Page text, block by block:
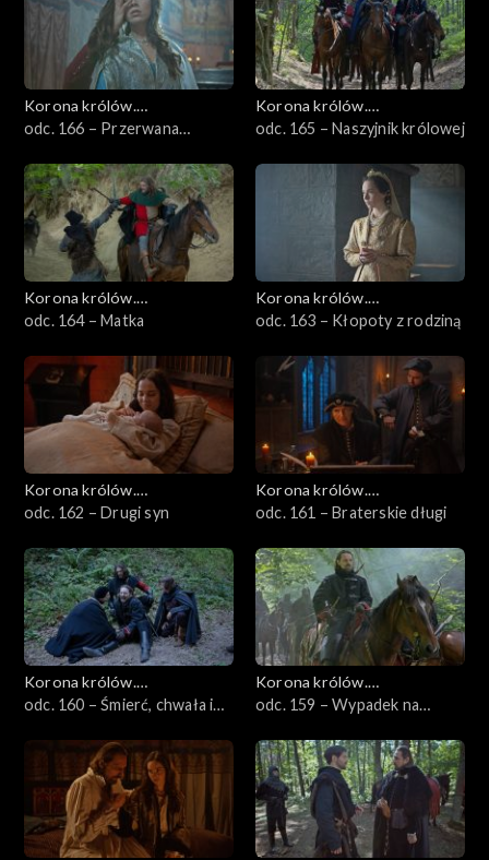
Korona królów.
Jagiellonowie
odc. 166 – Przerwana
Korona królów.
Jagiellonowie
odc. 165 – Naszyjnik królowej
Korona królów.
Jagiellonowie
odc. 164 – Matka
Korona królów.
Jagiellonowie
odc. 163 – Kłopoty z rodziną
Korona królów.
Jagiellonowie
odc. 162 – Drugi syn
Korona królów.
Jagiellonowie
odc. 161 – Braterskie długi
Korona królów.
Jagiellonowie
odc. 160 – Śmierć, chwała i
Korona królów.
Jagiellonowie
odc. 159 – Wypadek na